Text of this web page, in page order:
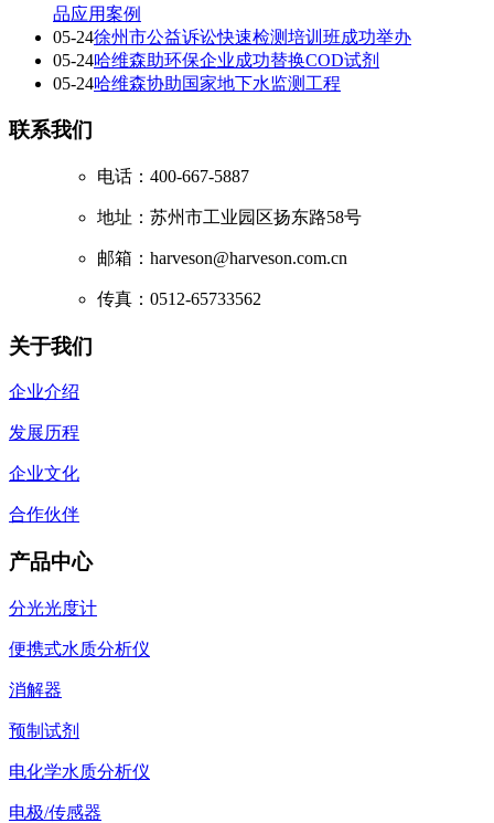
品应用案例
05-24徐州市公益诉讼快速检测培训班成功举办
05-24哈维森助环保企业成功替换COD试剂
05-24哈维森协助国家地下水监测工程
联系我们
电话：400-667-5887
地址：苏州市工业园区扬东路58号
邮箱：harveson@harveson.com.cn
传真：0512-65733562
关于我们
企业介绍
发展历程
企业文化
合作伙伴
产品中心
分光光度计
便携式水质分析仪
消解器
预制试剂
电化学水质分析仪
电极/传感器